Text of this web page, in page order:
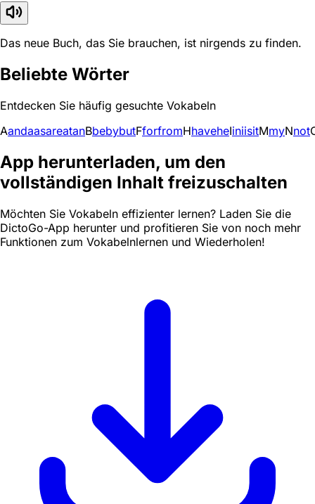
Das neue Buch, das Sie brauchen, ist nirgends zu finden.
Beliebte Wörter
Entdecken Sie häufig gesuchte Vokabeln
AandaasareatanBbebybutFforfromHhaveheIiniisitMmyNnot
App herunterladen, um den
vollständigen Inhalt freizuschalten
Möchten Sie Vokabeln effizienter lernen? Laden Sie die
DictoGo-App herunter und profitieren Sie von noch mehr
Funktionen zum Vokabelnlernen und Wiederholen!